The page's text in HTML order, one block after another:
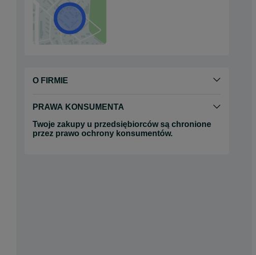
O FIRMIE
PRAWA KONSUMENTA
Twoje zakupy u przedsiębiorców są chronione
przez prawo ochrony konsumentów.